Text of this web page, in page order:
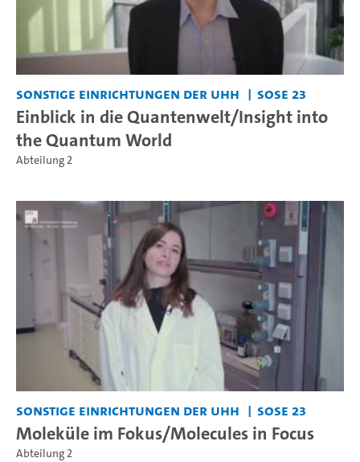
Sonstige Einrichtungen der UHH SoSe 23
Einblick in die Quantenwelt/Insight into
the Quantum World
Abteilung 2
Sonstige Einrichtungen der UHH SoSe 23
Moleküle im Fokus/Molecules in Focus
Abteilung 2